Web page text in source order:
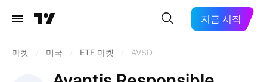
지금 시작
마켓 미국 ETF 마켓 AVSD